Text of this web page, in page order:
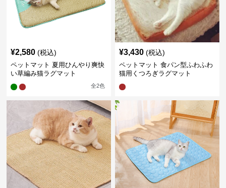
¥2,580 (税込)
ペットマット 夏用ひんやり爽快
い草編み猫ラグマット
全2色
¥3,430 (税込)
ペットマット 食パン型ふわふわ
猫用くつろぎラグマット